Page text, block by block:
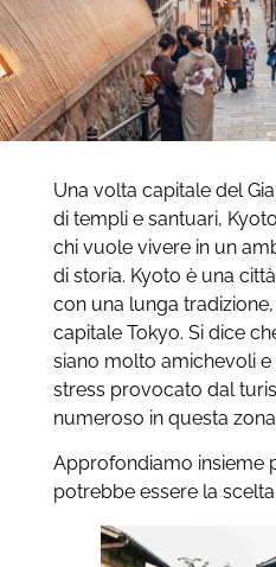
Una volta capitale del
di templi e santuari,
chi vuole vivere in un
di storia. Kyoto è una
con una lunga
capitale Tokyo. Si dice
siano molto amichevoli
stress provocato dal
numeroso in questa
Approfondiamo insieme
potrebbe essere la